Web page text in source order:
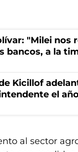
"Milei nos
bancos, a la
Kicillof
el
al sector